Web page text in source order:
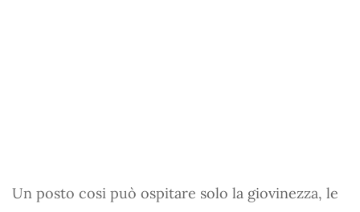
Un posto cosi può ospitare solo la giovinezza, le